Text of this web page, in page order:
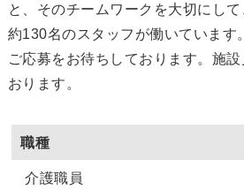
と、そのチームワークを大切にし
約130名のスタッフが働いています。
ご応募をお待ちしております。施
おります。
職種
介護職員